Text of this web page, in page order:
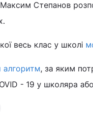
Степанов
весь клас у школі
, за яким
- 19 у школяра